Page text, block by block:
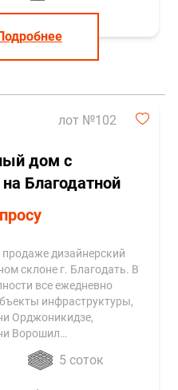
лот №102
дом с
Благодатной
продаже дизайнерский
склоне г. Благодать. В
все ежедневно
инфраструктуры,
Орджоникидзе,
Ворошил…
5 соток